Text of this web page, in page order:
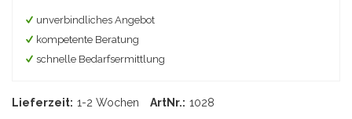
unverbindliches Angebot
kompetente Beratung
schnelle Bedarfsermittlung
Lieferzeit: 1-2 Wochen ArtNr.: 1028